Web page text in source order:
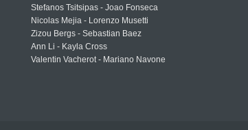
Stefanos Tsitsipas - Joao Fonseca
Nicolas Mejia - Lorenzo Musetti
Zizou Bergs - Sebastian Baez
Ann Li - Kayla Cross
Valentin Vacherot - Mariano Navone